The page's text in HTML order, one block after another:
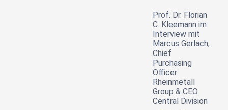
Prof. Dr. Florian
C. Kleemann im
Interview mit
Marcus Gerlach,
Chief
Purchasing
Officer
Rheinmetall
Group & CEO
Central Division